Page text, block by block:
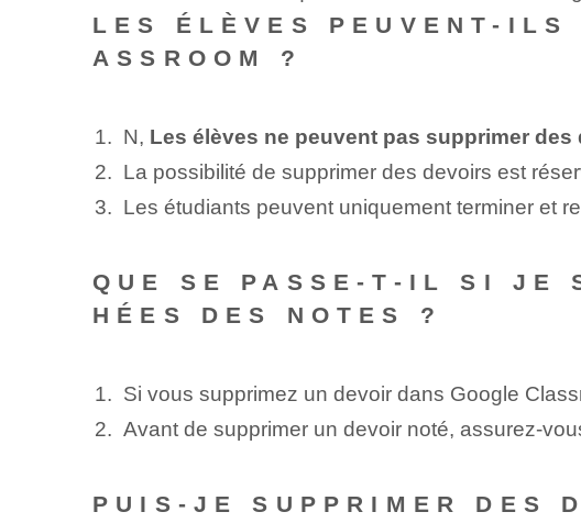
LES ÉLÈVES PEUVENT-ILS
ASSROOM ?
N, Les élèves ne peuvent pas supprimer
La possibilité de supprimer des devoirs est
Les étudiants peuvent uniquement terminer et
QUE SE PASSE-T-IL SI JE
HÉES DES NOTES ?
Si vous supprimez un devoir dans Google
Avant de supprimer un devoir noté, assurez-
PUIS-JE SUPPRIMER DES